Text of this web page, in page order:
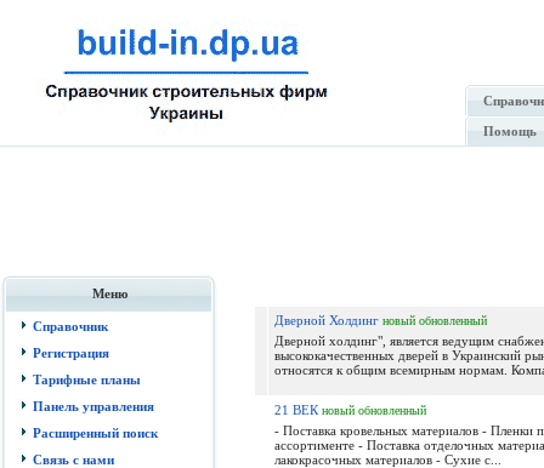
Помощь
Меню
Справочник
Регистрация
Тарифные планы
Панель управления
Расширенный поиск
Связь с нами
Дверной Холдинг новый обновленный
Дверной холдинг", является ведущим
высококачественных дверей в Украинский
относятся к общим всемирным нормам.
21 ВЕК новый обновленный
- Поставка кровельных материалов - Пленки
ассортименте - Поставка отделочных
лакокрасочных материалов - Сухие с...